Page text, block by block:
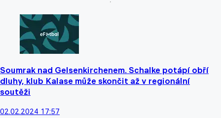
Soumrak nad Gelsenkirchenem. Schalke potápí obří
dluhy, klub Kalase může skončit až v regionální
soutěži
02.02.2024 17:57